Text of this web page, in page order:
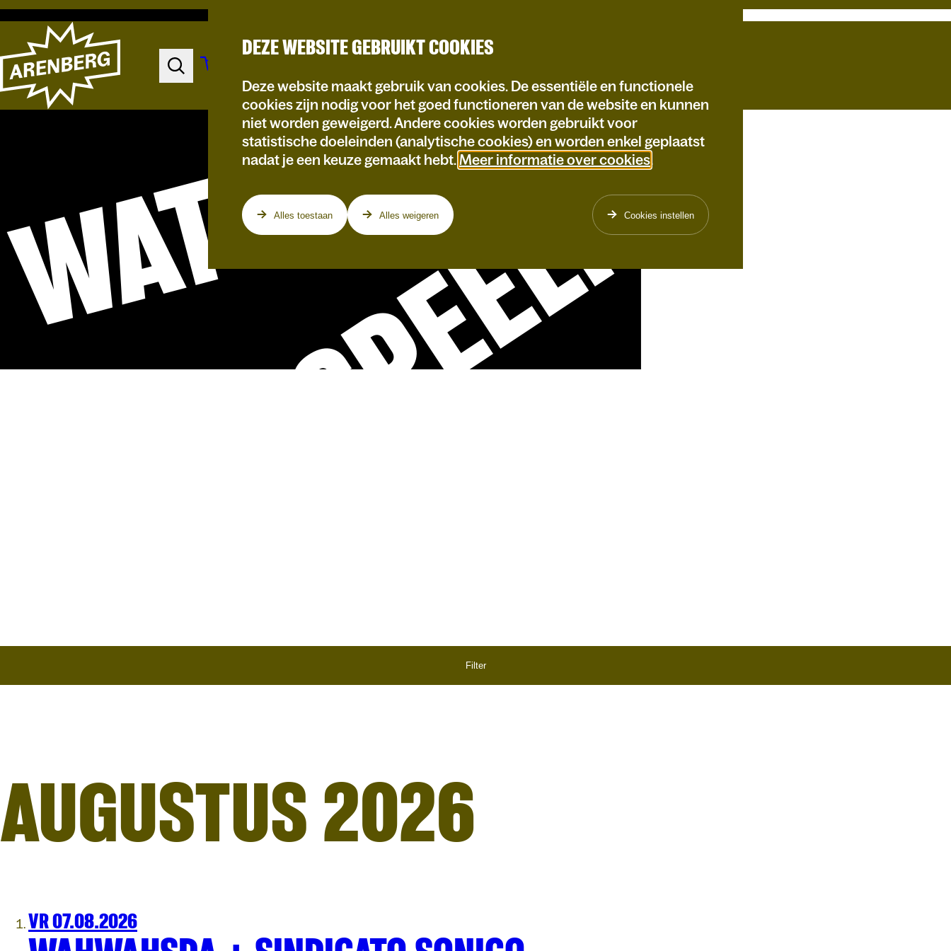
DEZE WEBSITE GEBRUIKT COOKIES
Deze website maakt gebruik van cookies. De essentiële en functionele
cookies zijn nodig voor het goed functioneren van de website en kunnen
niet worden geweigerd. Andere cookies worden gebruikt voor
statistische doeleinden (analytische cookies) en worden enkel geplaatst
nadat je een keuze gemaakt hebt.Meer informatie over cookies.
Alles toestaan Alles weigeren Cookies instellen
SPEELT
Filter
AUGUSTUS 2026
VR 07.08.2026